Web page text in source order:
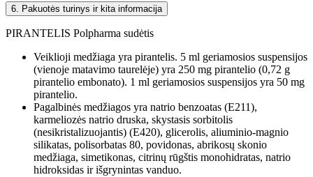
6. Pakuotės turinys ir kita informacija
PIRANTELIS Polpharma sudėtis
Veiklioji medžiaga yra pirantelis. 5 ml geriamosios suspensijos
(vienoje matavimo taurelėje) yra 250 mg pirantelio (0,72 g
pirantelio embonato). 1 ml geriamosios suspensijos yra 50 mg
pirantelio.
Pagalbinės medžiagos yra natrio benzoatas (E211),
karmeliozės natrio druska, skystasis sorbitolis
(nesikristalizuojantis) (E420), glicerolis, aliuminio-magnio
silikatas, polisorbatas 80, povidonas, abrikosų skonio
medžiaga, simetikonas, citrinų rūgštis monohidratas, natrio
hidroksidas ir išgrynintas vanduo.